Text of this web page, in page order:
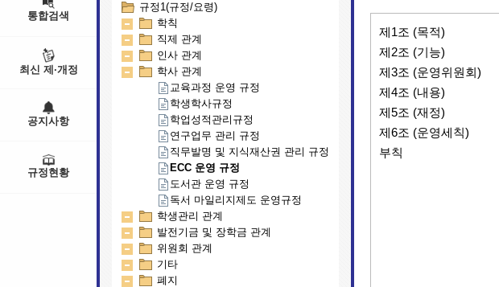
통합검색
최신 제·개정
공지사항
규정현황
규정1(규정/요령)
학칙
직제 관계
인사 관계
학사 관계
교육과정 운영 규정
학생학사규정
학업성적관리규정
연구업무 관리 규정
직무발명 및 지식재산권 관리 규정
ECC 운영 규정
도서관 운영 규정
독서 마일리지제도 운영규정
학생관리 관계
발전기금 및 장학금 관계
위원회 관계
기타
폐지
부서별(규정/요령)
교무연구부
대외기획부
학생생활부
행정지원부
인문예술학부
입학팀
제1조 (목적)
제2조 (기능)
제3조 (운영위원회)
제4조 (내용)
제5조 (재정)
제6조 (운영세칙)
부칙